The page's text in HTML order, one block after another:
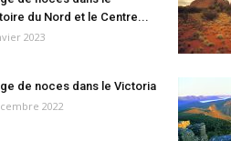
du Nord et le Centre...
2023
de noces dans le Victoria
2022